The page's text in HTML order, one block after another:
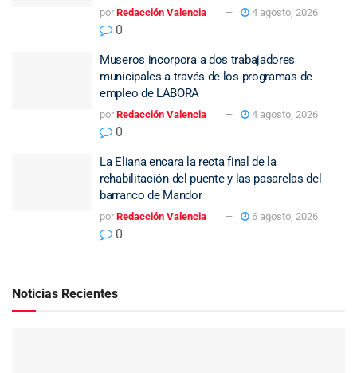
por Redacción Valencia 4 agosto, 2026
0
Museros incorpora a dos trabajadores
municipales a través de los programas de
empleo de LABORA
por Redacción Valencia 4 agosto, 2026
0
La Eliana encara la recta final de la
rehabilitación del puente y las pasarelas del
barranco de Mandor
por Redacción Valencia 6 agosto, 2026
0
Noticias Recientes